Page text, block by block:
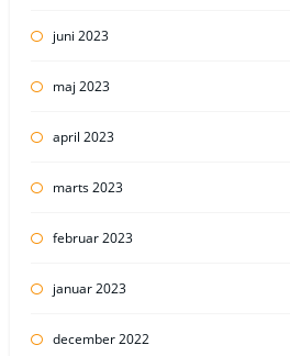
juni 2023
maj 2023
april 2023
marts 2023
februar 2023
januar 2023
december 2022